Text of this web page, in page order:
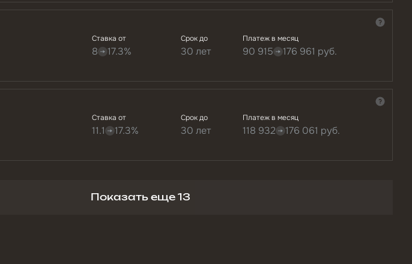
Ставка от
8 17.3%
Срок до
30 лет
Платеж в месяц
90 915 176 961 руб.
Ставка от
11.1 17.3%
Срок до
30 лет
Платеж в месяц
118 932 176 061 руб.
Показать еще 13